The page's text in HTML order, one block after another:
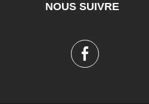
NOUS SUIVRE